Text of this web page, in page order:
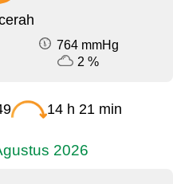
764 mmHg
2 %
14 h 21 min
2026